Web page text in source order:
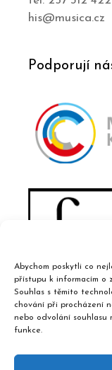
Abychom poskytli co
přístupu k informacím o
Souhlas s těmito
chování při procházení
nebo odvolání souhlasu
funkce.
his@musica.cz
Podporují